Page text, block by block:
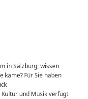
in Salzburg, wissen
käme? Für Sie haben
und Musik verfügt